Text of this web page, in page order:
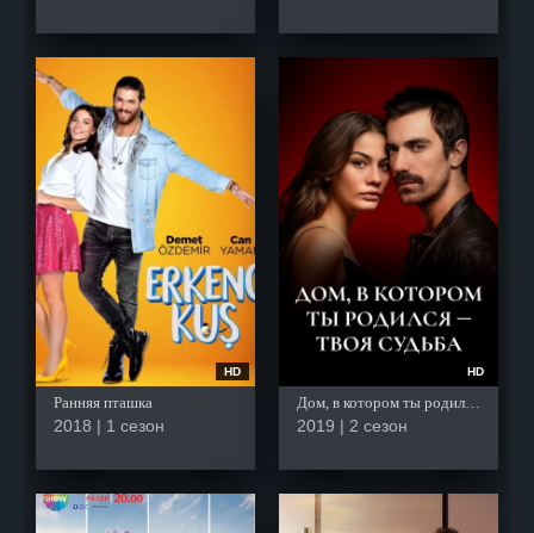
HD
Ранняя пташка
2018 | 1 сезон
HD
Дом, в котором ты родился - твоя судьба
2019 | 2 сезон